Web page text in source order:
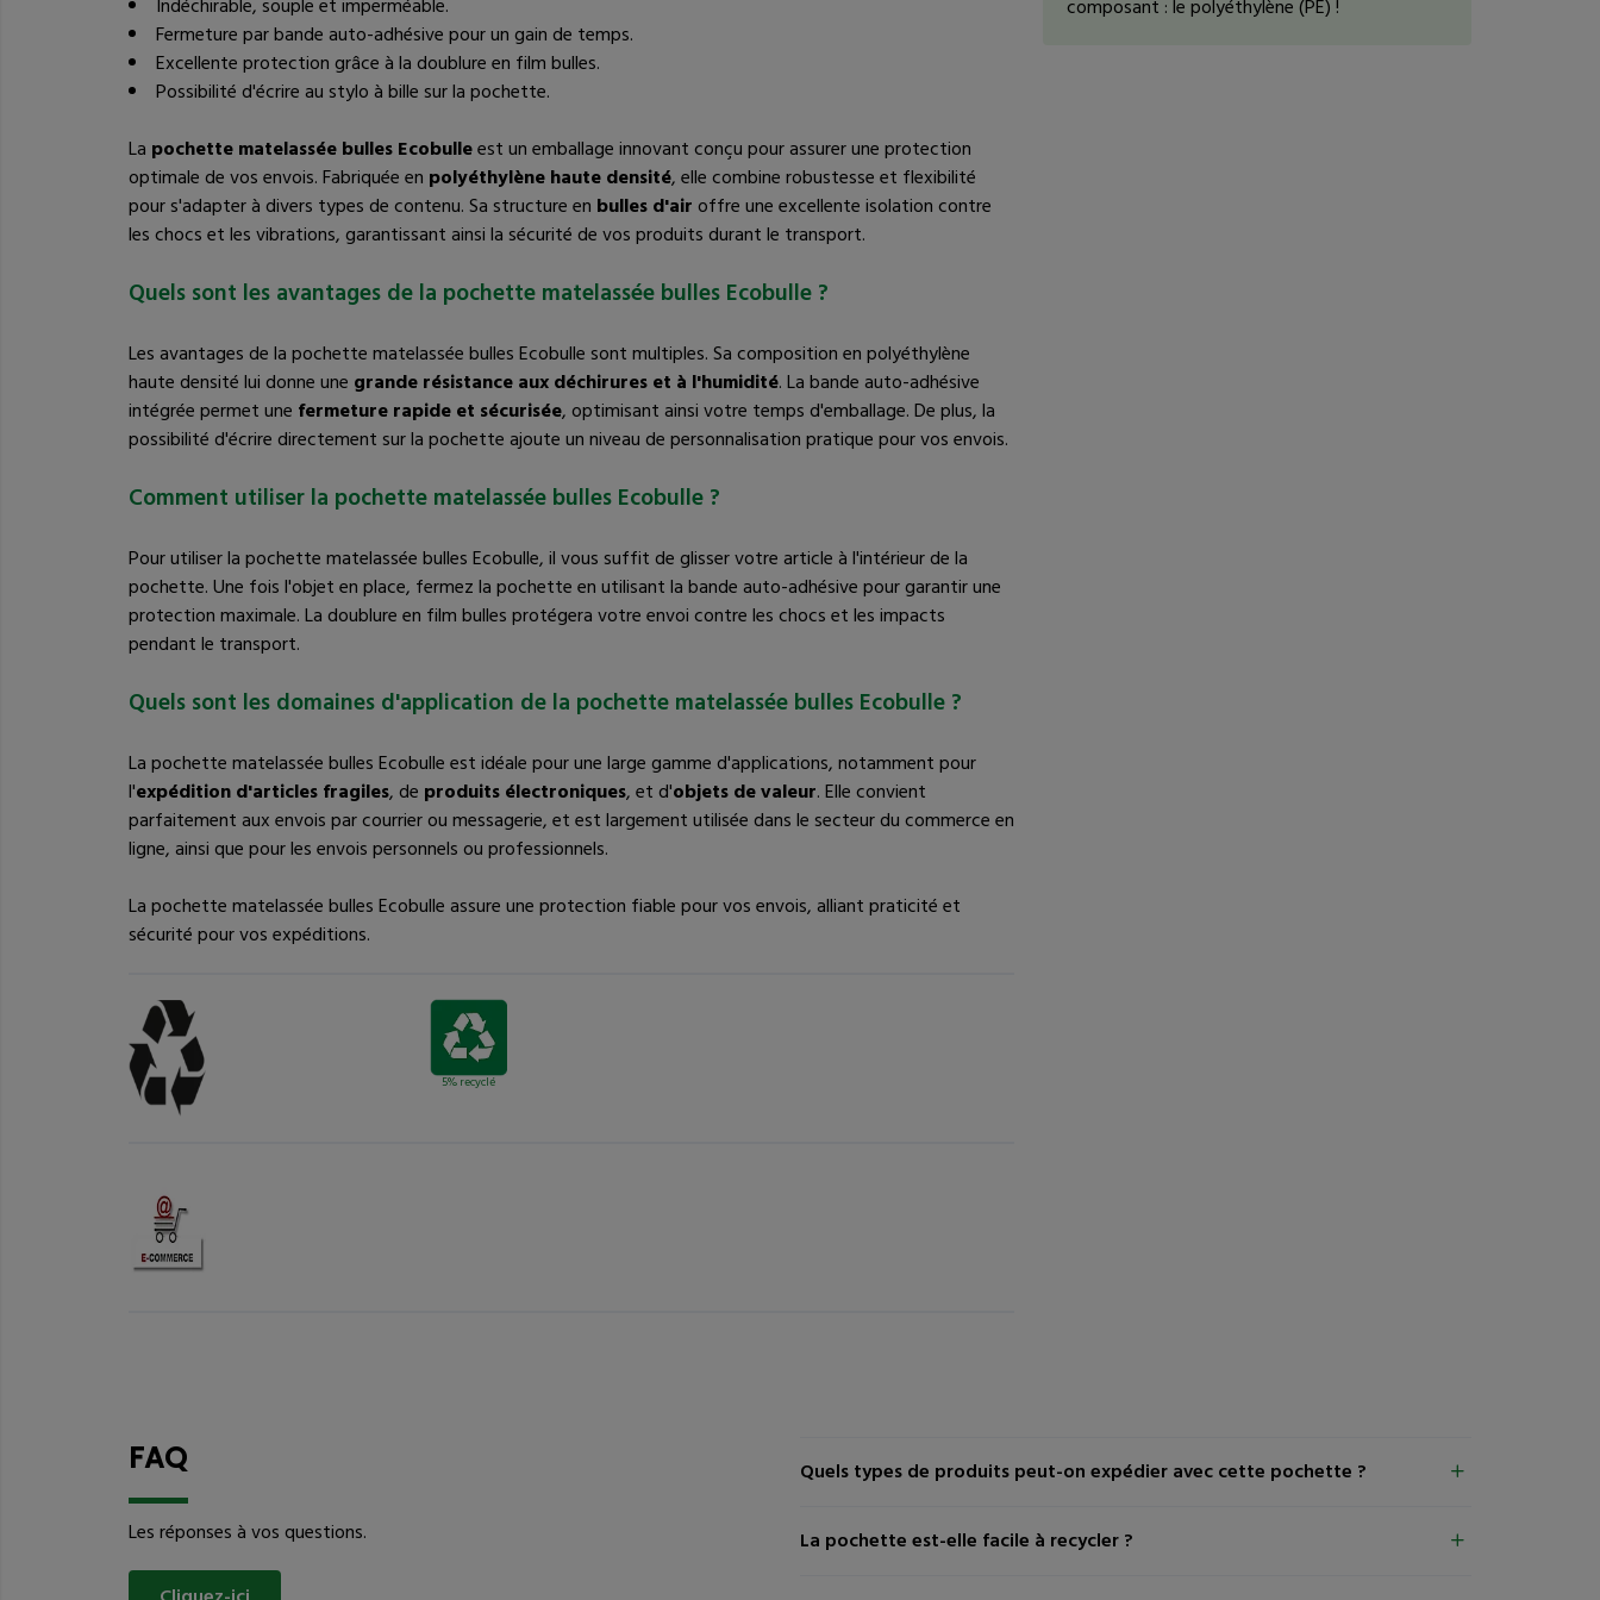
personnels ou professionnels.
sécurité pour vos expéditions.
Fermeture par bande auto-adhésive pour un gain de temps.
Excellente protection grâce à la doublure en film bulles.
Possibilité d'écrire au stylo à bille sur la pochette.
La pochette matelassée bulles Ecobulleest un emballage innovant conçu pour assurer une protection
optimale de vos envois. Fabriquée en polyéthylène haute densité, elle combine robustesse et flexibilité
pour s'adapter à divers types de contenu. Sa structure en bulles d'air offre une excellente isolation contre
les chocs et les vibrations, garantissant ainsi la sécurité de vos produits durant le transport.
Quels sont les avantages de la pochette matelassée bulles Ecobulle ?
Les avantages de la pochette matelassée bulles Ecobulle sont multiples. Sa composition en polyéthylène
haute densité lui donne une grande résistance aux déchirures et à l'humidité. La bande auto-adhésive
intégrée permet une fermeture rapide et sécurisée, optimisant ainsi votre temps d'emballage. De plus, la
possibilité d'écrire directement sur la pochette ajoute un niveau de personnalisation pratique pour vos envois.
Comment utiliser la pochette matelassée bulles Ecobulle ?
Pour utiliser la pochette matelassée bulles Ecobulle, il vous suffit de glisser votre article à l'intérieur de la
pochette. Une fois l'objet en place, fermez la pochette en utilisant la bande auto-adhésive pour garantir une
protection maximale. La doublure en film bulles protégera votre envoi contre les chocs et les impacts
pendant le transport.
Quels sont les domaines d'application de la pochette matelassée bulles Ecobulle ?
La pochette matelassée bulles Ecobulle est idéale pour une large gamme d'applications, notamment pour
l'expédition d'articles fragiles, de produits électroniques, et d'objets de valeur. Elle convient
parfaitement aux envois par courrier ou messagerie, et est largement utilisée dans le secteur du commerce en
ligne, ainsi que pour les envois personnels ou professionnels.
La pochette matelassée bulles Ecobulle assure une protection fiable pour vos envois, alliant praticité et
sécurité pour vos expéditions.
5% recyclé
composant : le polyéthylène (PE) !
FAQ
Les réponses à vos questions.
Quels types de produits peut-on expédier avec cette pochette ?
La pochette est-elle facile à recycler ?